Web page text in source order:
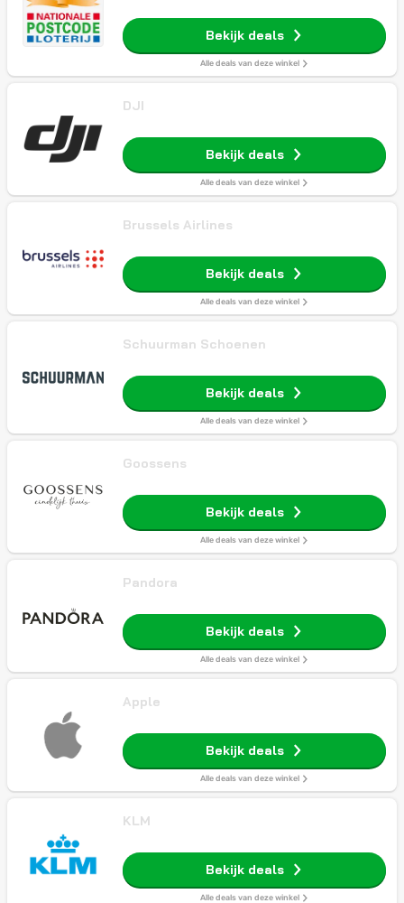
Bekijk deals
Alle deals van deze winkel
DJI
Bekijk deals
Alle deals van deze winkel
Brussels Airlines
Bekijk deals
Alle deals van deze winkel
Schuurman Schoenen
Bekijk deals
Alle deals van deze winkel
Goossens
Bekijk deals
Alle deals van deze winkel
Pandora
Bekijk deals
Alle deals van deze winkel
Apple
Bekijk deals
Alle deals van deze winkel
KLM
Bekijk deals
Alle deals van deze winkel